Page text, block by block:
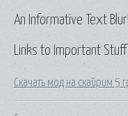
Links to Important Stuff
Скачать мод на скайрим 5
An Informative Text